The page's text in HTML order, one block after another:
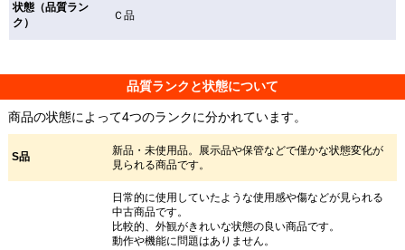
状態（品質ラン
ク）
Ｃ品
品質ランクと状態について
商品の状態によって4つのランクに分かれています。
S品
新品・未使用品。展示品や保管などで僅かな状態変化が
見られる商品です。
日常的に使用していたような使用感や傷などが見られる
中古商品です。
比較的、外観がきれいな状態の良い商品です。
動作や機能に問題はありません。